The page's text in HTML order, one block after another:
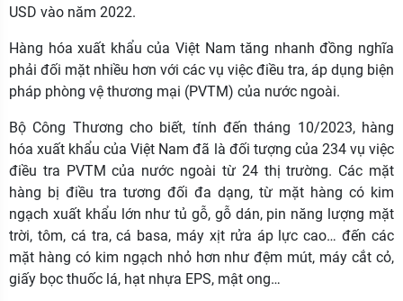
USD vào năm 2022.
Hàng hóa xuất khẩu của Việt Nam tăng nhanh đồng nghĩa
phải đối mặt nhiều hơn với các vụ việc điều tra, áp dụng biện
pháp phòng vệ thương mại (PVTM) của nước ngoài.
Bộ Công Thương cho biết, tính đến tháng 10/2023, hàng
hóa xuất khẩu của Việt Nam đã là đối tượng của 234 vụ việc
điều tra PVTM của nước ngoài từ 24 thị trường. Các mặt
hàng bị điều tra tương đối đa dạng, từ mặt hàng có kim
ngạch xuất khẩu lớn như tủ gỗ, gỗ dán, pin năng lượng mặt
trời, tôm, cá tra, cá basa, máy xịt rửa áp lực cao… đến các
mặt hàng có kim ngạch nhỏ hơn như đệm mút, máy cắt cỏ,
giấy bọc thuốc lá, hạt nhựa EPS, mật ong…